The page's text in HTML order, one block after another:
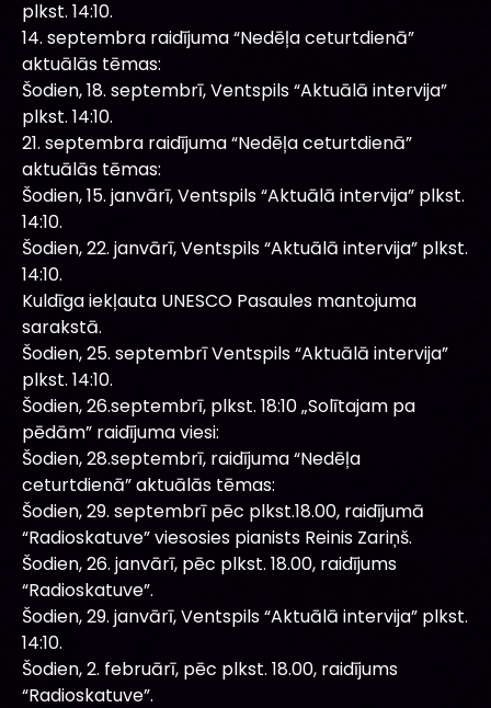
plkst. 14:10.
14. septembra raidījuma “Nedēļa ceturtdienā”
aktuālās tēmas:
Šodien, 18. septembrī, Ventspils “Aktuālā intervija”
plkst. 14:10.
21. septembra raidījuma “Nedēļa ceturtdienā”
aktuālās tēmas:
Šodien, 15. janvārī, Ventspils “Aktuālā intervija” plkst.
14:10.
Šodien, 22. janvārī, Ventspils “Aktuālā intervija” plkst.
14:10.
Kuldīga iekļauta UNESCO Pasaules mantojuma
sarakstā.
Šodien, 25. septembrī Ventspils “Aktuālā intervija”
plkst. 14:10.
Šodien, 26.septembrī, plkst. 18:10 „Solītajam pa
pēdām” raidījuma viesi:
Šodien, 28.septembrī, raidījuma “Nedēļa
ceturtdienā” aktuālās tēmas:
Šodien, 29. septembrī pēc plkst.18.00, raidījumā
“Radioskatuve” viesosies pianists Reinis Zariņš.
Šodien, 26. janvārī, pēc plkst. 18.00, raidījums
“Radioskatuve”.
Šodien, 29. janvārī, Ventspils “Aktuālā intervija” plkst.
14:10.
Šodien, 2. februārī, pēc plkst. 18.00, raidījums
“Radioskatuve”.